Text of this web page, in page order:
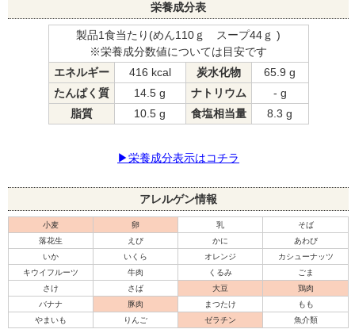
栄養成分表
製品1食当たり(めん110ｇ スープ44ｇ )
※栄養成分数値については目安です
エネルギー
416 kcal 炭水化物
65.9 g
たんぱく質
14.5 g ナトリウム
- g
脂質
10.5 g 食塩相当量 8.3 g
▶栄養成分表示はコチラ
アレルゲン情報
小麦 卵 乳
そば
落花生
えび かに
あわび
いか
いくら オレンジ
カシューナッツ
キウイフルーツ
牛肉 くるみ
ごま
さけ
さば 大豆
鶏肉
バナナ
豚肉 まつたけ
もも
やまいも
りんご ゼラチン 魚介類